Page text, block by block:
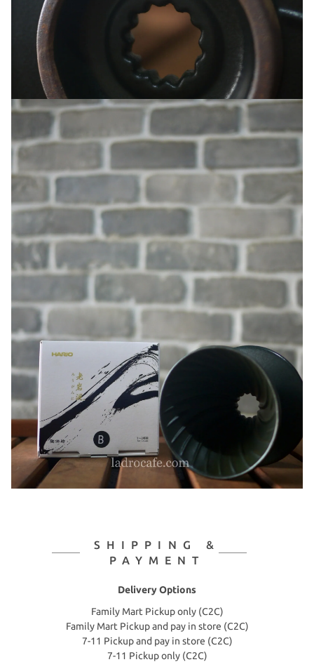
SHIPPING &
PAYMENT
Delivery Options
Family Mart Pickup only (C2C)
Family Mart Pickup and pay in store (C2C)
7-11 Pickup and pay in store (C2C)
7-11 Pickup only (C2C)